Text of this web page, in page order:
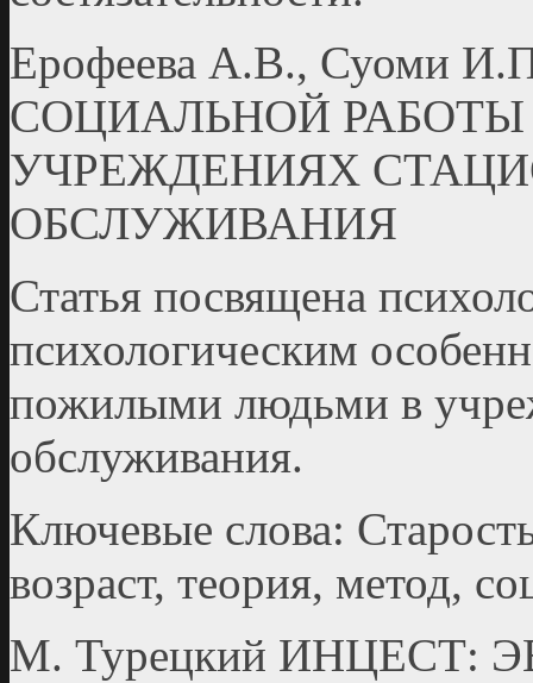
Ерофеева А.В., Суоми
СОЦИАЛЬНОЙ
УЧРЕЖДЕНИЯХ
ОБСЛУЖИВАНИЯ
Статья посвящена
психологическим
пожилыми людьми в
обслуживания.
Ключевые слова:
возраст, теория, метод,
М. Турецкий